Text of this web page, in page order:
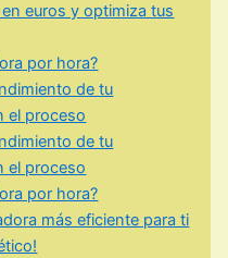
euros y optimiza tus
por hora?
de tu
el proceso
de tu
el proceso
por hora?
más eficiente para ti